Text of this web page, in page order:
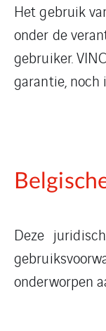
Het gebruik
onder de
gebruiker.
garantie,
Deze
onderworpen